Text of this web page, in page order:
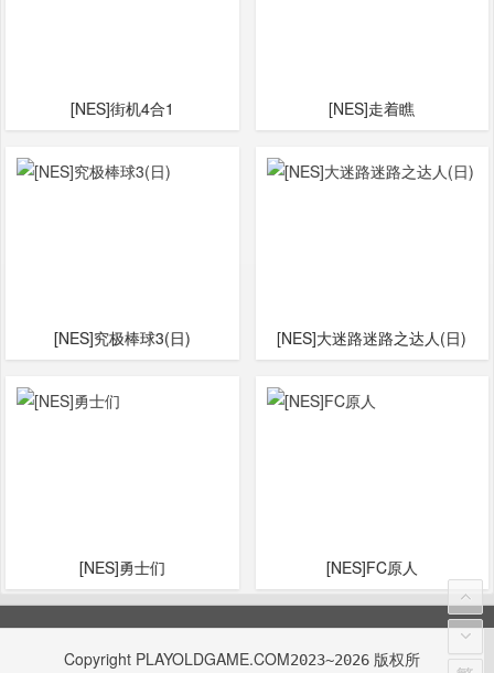
[NES]街机4合1 [NES]走着瞧
[NES]究极棒球3(日) [NES]大迷路迷路之达人(日)
[NES]勇士们 [NES]FC原人
Copyright PLAYOLDGAME.COM2023~2026 版权所